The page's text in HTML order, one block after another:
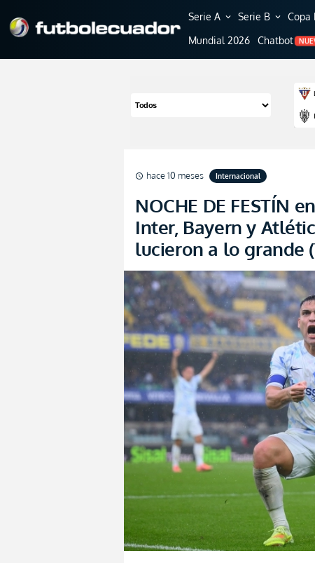
Serie A expand_more Serie B expand_more Copa
Mundial 2026 Chatbot
schedule hace 10 meses Internacional
NOCHE DE FESTÍN
Inter, Bayern y
lucieron a lo grande